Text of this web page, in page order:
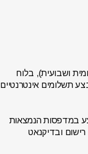
ושבועית), בלוח
תשלומים אינטרנטיים
במדפסות הנמצאות
ובדיקנאט